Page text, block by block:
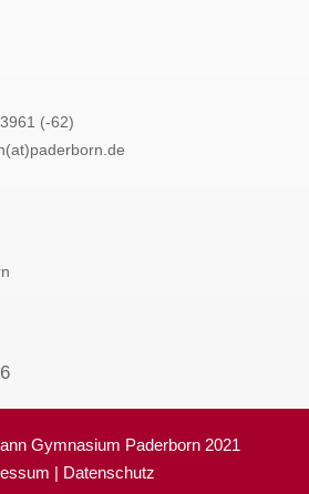
(-62)
Gymnasium Paderborn 2021
| Datenschutz